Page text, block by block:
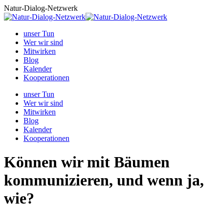
Zum
Inhalt
Natur-Dialog-Netzwerk
unser Tun
Wer wir sind
Mitwirken
Blog
Kalender
Kooperationen
unser Tun
Wer wir sind
Mitwirken
Blog
Kalender
Kooperationen
Können wir mit Bäumen
kommunizieren, und wenn ja,
wie?